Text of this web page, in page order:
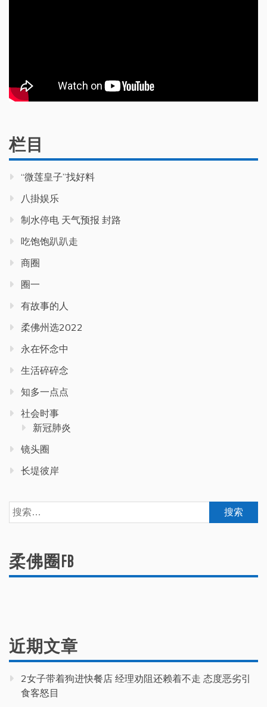
栏目
“微莲皇子”找好料
八掛娱乐
制水停电 天气预报 封路
吃饱饱趴趴走
商圈
圈一
有故事的人
柔佛州选2022
永在怀念中
生活碎碎念
知多一点点
社会时事
新冠肺炎
镜头圈
长堤彼岸
搜
索：
柔佛圈FB
近期文章
2女子带着狗进快餐店 经理劝阻还赖着不走 态度恶劣引
食客怒目